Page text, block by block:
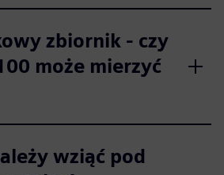
zbiornik - czy
może mierzyć
wziąć pod